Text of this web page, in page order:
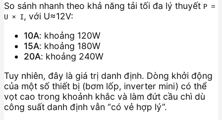
So sánh nhanh theo khả năng tải tối đa lý thuyết P =
U × I, với U≈12V:
10A: khoảng 120W
15A: khoảng 180W
20A: khoảng 240W
Tuy nhiên, đây là giá trị danh định. Dòng khởi động
của một số thiết bị (bơm lốp, inverter mini) có thể
vọt cao trong khoảnh khắc và làm đứt cầu chì dù
công suất danh định vẫn “có vẻ hợp lý”.